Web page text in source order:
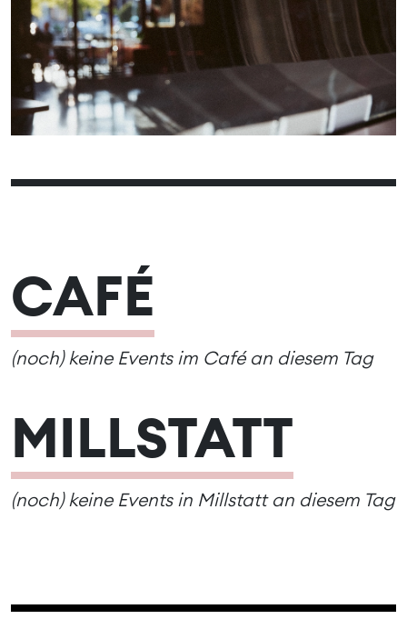
09
10 11 12 14
15
16
17 19 20 21
22
23
24 25 27 28
29
30
CAFÉ
(noch) keine Events im Café an diesem Tag
MILLSTATT
(noch) keine Events in Millstatt an diesem Tag